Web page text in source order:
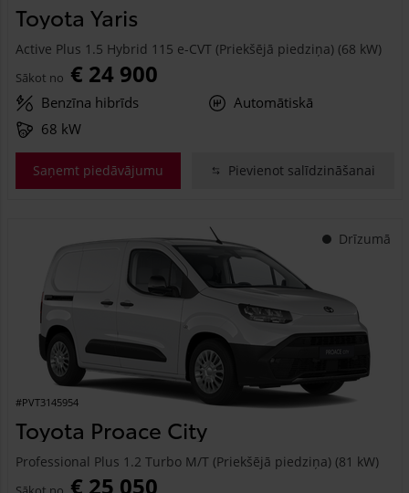
Toyota Yaris
Active Plus 1.5 Hybrid 115 e-CVT (Priekšējā piedziņa) (68 kW)
Sākot no € 24 900
Benzīna hibrīds
Automātiskā
68 kW
Saņemt piedāvājumu Pievienot salīdzināšanai
Drīzumā
#PVT3145954
Toyota Proace City
Professional Plus 1.2 Turbo M/T (Priekšējā piedziņa) (81 kW)
€ 25 050